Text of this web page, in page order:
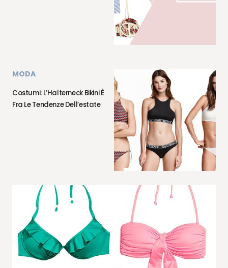
MODA
Costumi: L’Halterneck Bikini È
Fra Le Tendenze Dell’estate